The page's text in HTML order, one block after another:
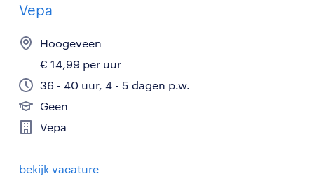
Vepa
Hoogeveen
€ 14,99 per uur
36 - 40 uur, 4 - 5 dagen p.w.
Geen
Vepa
bekijk vacature